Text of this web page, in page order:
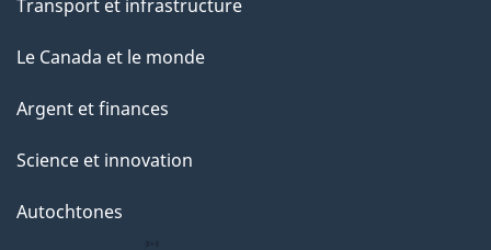
Transport et infrastructure
Le Canada et le monde
Argent et finances
Science et innovation
Autochtones